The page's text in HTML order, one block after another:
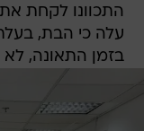
התכוונו לקחת
עלה כי הבת,
בזמן התאונה,